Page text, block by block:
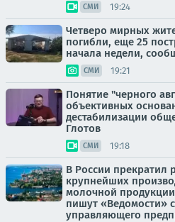
СМИ 19:24
Четверо мирных
погибли, еще 25
начала недели,
СМИ 19:21
Понятие "черного
объективных
дестабилизации
Глотов
СМИ 19:18
В России прекратил
крупнейших
молочной
пишут «Ведомости»
управляющего